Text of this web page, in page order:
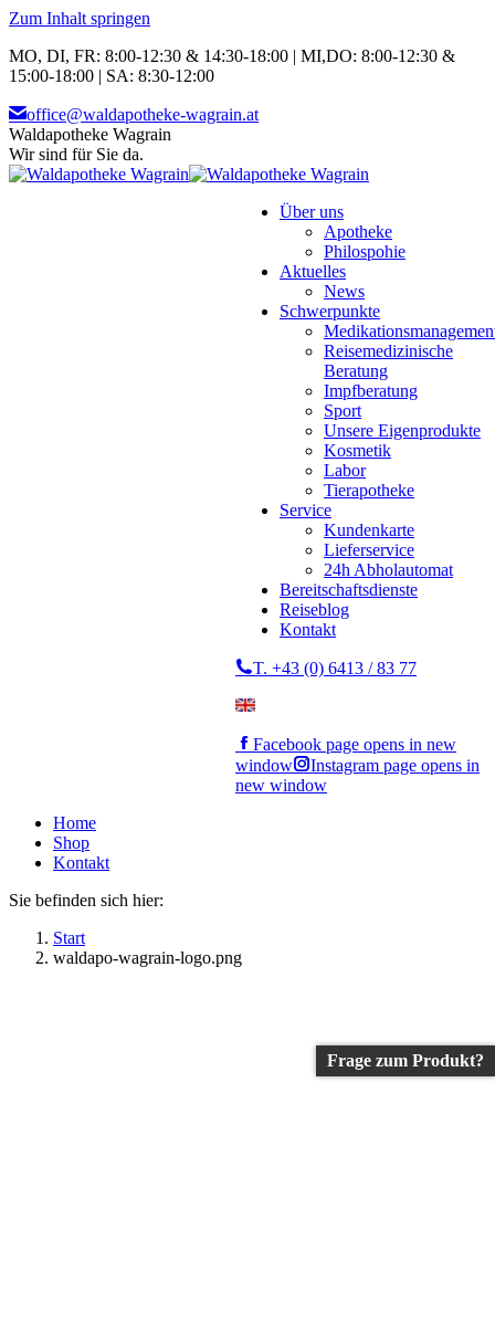
Zum Inhalt springen
MO, DI, FR: 8:00-12:30 & 14:30-18:00 | MI,DO: 8:00-12:30 &
15:00-18:00 | SA: 8:30-12:00
office@waldapotheke-wagrain.at
Waldapotheke Wagrain
Wir sind für Sie da.
Über uns
Apotheke
Philospohie
Aktuelles
News
Schwerpunkte
Reisemedizinische
Beratung
Impfberatung
Sport
Unsere Eigenprodukte
Kosmetik
Labor
Tierapotheke
Service
Kundenkarte
Lieferservice
24h Abholautomat
Bereitschaftsdienste
Reiseblog
Kontakt
T. +43 (0) 6413 / 83 77
Facebook page opens in new
window
Instagram page opens in
new window
Home
Shop
Kontakt
Sie befinden sich hier:
Start
waldapo-wagrain-logo.png
Frage zum Produkt?